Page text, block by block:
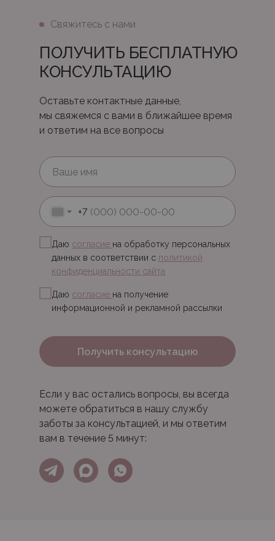
ПОЛУЧИТЬ БЕСПЛАТНУЮ
КОНСУЛЬТАЦИЮ
Свяжитесь с нами
Если у вас остались вопросы, вы всегда
можете обратиться в нашу службу
заботы за консультацией, и мы ответим
вам в течение 5 минут:
Оставьте контактные данные,
мы свяжемся с вами в ближайшее время
и ответим на все вопросы
+7
Даю согласие на обработку персональных
данных в соответствии с политикой
конфиденциальности сайта
Даю согласие на получение
информационной и рекламной рассылки
Получить консультацию